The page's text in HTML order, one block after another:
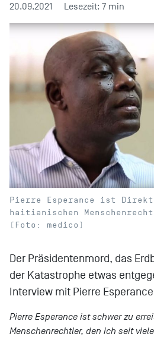
20.09.2021 Lesezeit: 7 min
Pierre Esperance ist
haitianischen
(Foto: medico)
Der Präsidentenmord, das
der Katastrophe etwas
Interview mit Pierre
Pierre Esperance ist schwer zu
Menschenrechtler, den ich seit